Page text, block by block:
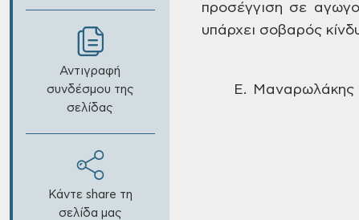
Αντιγραφή
συνδέσμου της
σελίδας
Κάντε share τη
σελίδα μας
προσέγγιση σε
υπάρχει σοβαρός
Ε.